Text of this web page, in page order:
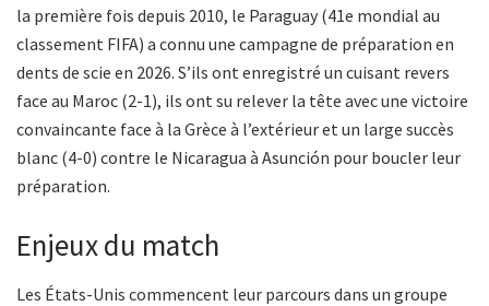
la première fois depuis 2010, le Paraguay (41e mondial au
classement FIFA) a connu une campagne de préparation en
dents de scie en 2026. S’ils ont enregistré un cuisant revers
face au Maroc (2-1), ils ont su relever la tête avec une victoire
convaincante face à la Grèce à l’extérieur et un large succès
blanc (4-0) contre le Nicaragua à Asunción pour boucler leur
préparation.
Enjeux du match
Les États-Unis commencent leur parcours dans un groupe